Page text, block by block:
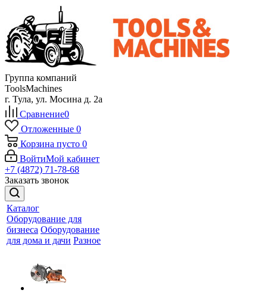
Группа компаний
ToolsMachines
г. Тула, ул. Мосина д. 2а
Сравнение0
Отложенные 0
Корзина пусто 0
ВойтиМой кабинет
+7 (4872) 71-78-68
Заказать звонок
Каталог
Оборудование для
бизнеса Оборудование
для дома и дачи Разное